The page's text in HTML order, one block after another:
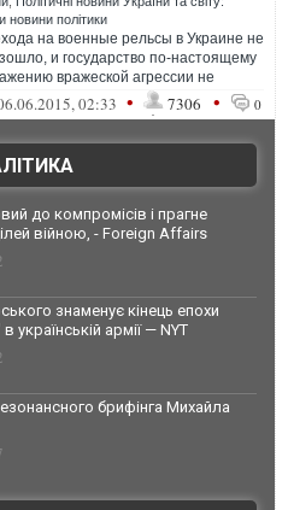
новини політики
на военные рельсы в Украине не
и государство по-настоящему
вражеской агрессии не
02:33 • 7306 • 0
до компромісів і прагне
війною, - Foreign Affairs
знаменує кінець епохи
українській армії — NYT
брифінга Михайла